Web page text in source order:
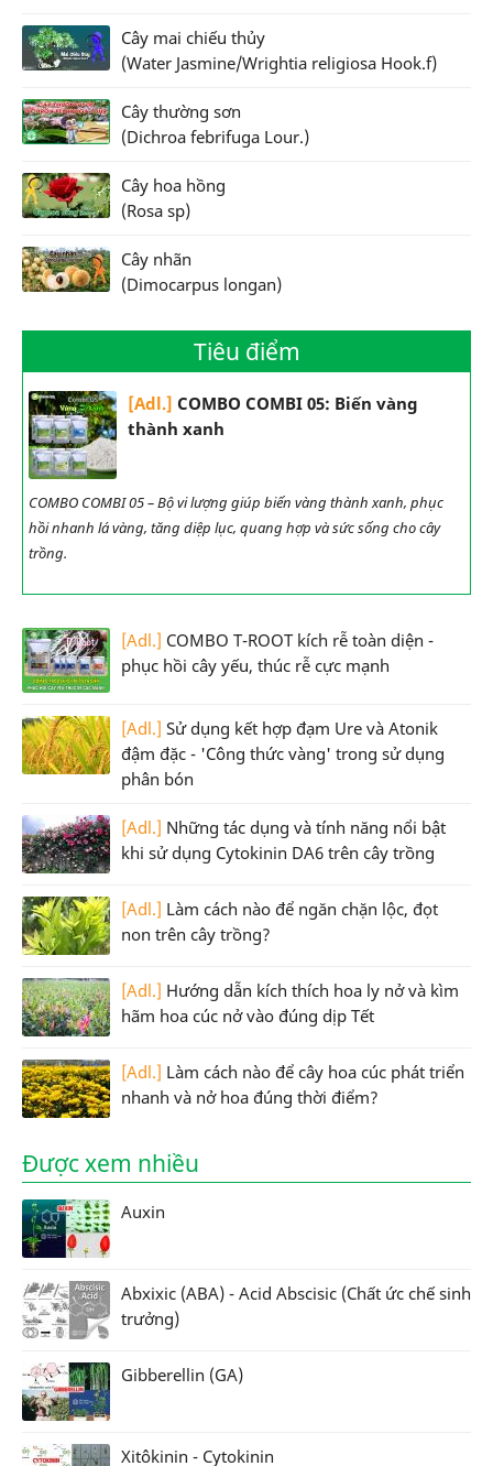
Cây mai chiếu thủy
(Water Jasmine/Wrightia religiosa Hook.f)
Cây thường sơn
(Dichroa febrifuga Lour.)
Cây hoa hồng
(Rosa sp)
Cây nhãn
(Dimocarpus longan)
Tiêu điểm
[Adl.] COMBO COMBI 05: Biến vàng
thành xanh
COMBO COMBI 05 – Bộ vi lượng giúp biến vàng thành xanh, phục
hồi nhanh lá vàng, tăng diệp lục, quang hợp và sức sống cho cây
trồng.
[Adl.] COMBO T-ROOT kích rễ toàn diện -
phục hồi cây yếu, thúc rễ cực mạnh
[Adl.] Sử dụng kết hợp đạm Ure và Atonik
đậm đặc - 'Công thức vàng' trong sử dụng
phân bón
[Adl.] Những tác dụng và tính năng nổi bật
khi sử dụng Cytokinin DA6 trên cây trồng
[Adl.] Làm cách nào để ngăn chặn lộc, đọt
non trên cây trồng?
[Adl.] Hướng dẫn kích thích hoa ly nở và kìm
hãm hoa cúc nở vào đúng dịp Tết
[Adl.] Làm cách nào để cây hoa cúc phát triển
nhanh và nở hoa đúng thời điểm?
Được xem nhiều
Auxin
Abxixic (ABA) - Acid Abscisic (Chất ức chế sinh
trưởng)
Gibberellin (GA)
Xitôkinin - Cytokinin